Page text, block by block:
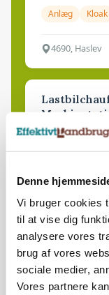
Denne
Vi bruger cookies
til at vise dig
analysere vores
brug af vores
sociale medier,
Vores partnere
Anlæg Kloak
4690, Haslev
Godstransport